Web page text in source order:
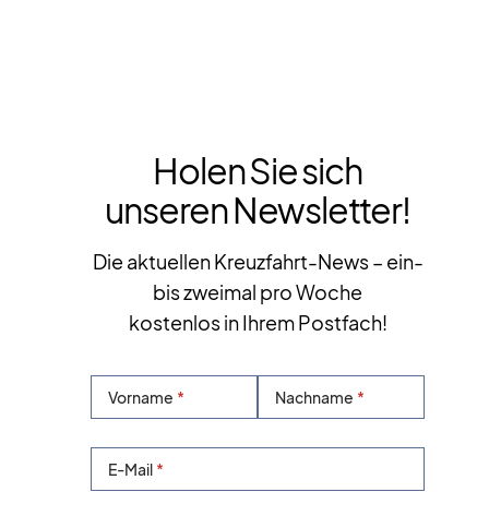
Holen Sie sich
unseren Newsletter!
Die aktuellen Kreuzfahrt-News – ein-
bis zweimal pro Woche
kostenlos in Ihrem Postfach!
Vorname Nachname
E-Mail